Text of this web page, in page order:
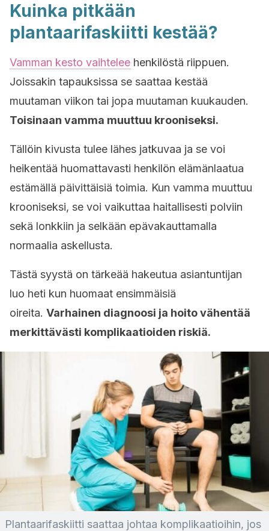
Kuinka pitkään
plantaarifaskiitti kestää?
Vamman kesto vaihtelee henkilöstä riippuen.
Joissakin tapauksissa se saattaa kestää
muutaman viikon tai jopa muutaman kuukauden.
Toisinaan vamma muuttuu krooniseksi.
Tällöin kivusta tulee lähes jatkuvaa ja se voi
heikentää huomattavasti henkilön elämänlaatua
estämällä päivittäisiä toimia. Kun vamma muuttuu
krooniseksi, se voi vaikuttaa haitallisesti polviin
sekä lonkkiin ja selkään epävakauttamalla
normaalia askellusta.
Tästä syystä on tärkeää hakeutua asiantuntijan
luo heti kun huomaat ensimmäisiä
oireita. Varhainen diagnoosi ja hoito vähentää
merkittävästi komplikaatioiden riskiä.
Plantaarifaskiitti saattaa johtaa komplikaatioihin, jos